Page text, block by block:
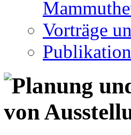
Vorträge